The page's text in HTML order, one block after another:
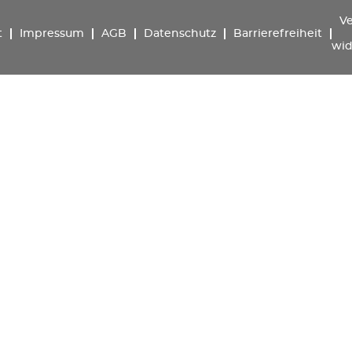
Impressum AGB Datenschutz Barrierefreiheit